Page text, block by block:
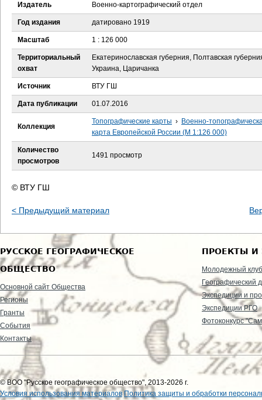
з
д
е
с
ь
Издатель Военно-картографический отдел
Год издания датировано 1919
Масштаб 1 : 126 000
Территориальный
охват
Екатеринославская губерния, Полтавская
Украина, Царичанка
Источник ВТУ ГШ
Дата публикации 01.07.2016
Коллекция
Топографические карты › Военно-
карта Европейской России (М 1:126 000)
Количество
просмотров
1491 просмотр
© ВТУ ГШ
< Предыдущий материал
РУССКОЕ ГЕОГРАФИЧЕСКОЕ
ОБЩЕСТВО
Основной сайт Общества
Регионы
Гранты
События
Контакты
ПРОЕКТЫ И
Молодежный клуб
Географический
Экспедиции и
Экспедиции РГО
Фотоконкурс
© ВОО "Русское географическое общество", 2013-2026 г.
Условия использования материалов Политика защиты и обработки